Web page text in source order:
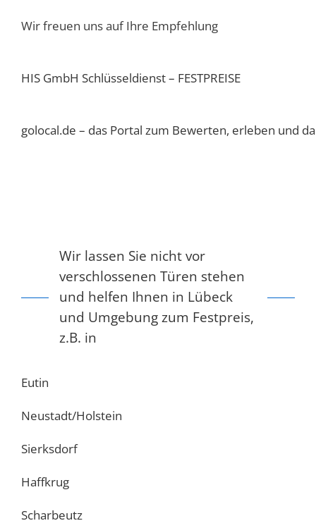
Wir freuen uns auf Ihre Empfehlung
HIS GmbH Schlüsseldienst – FESTPREISE
golocal.de – das Portal zum Bewerten, erleben und
Wir lassen Sie nicht vor
verschlossenen Türen stehen
und helfen Ihnen in Lübeck
und Umgebung zum Festpreis,
z.B. in
Eutin
Neustadt/Holstein
Sierksdorf
Haffkrug
Scharbeutz